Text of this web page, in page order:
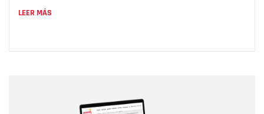
LEER MÁS